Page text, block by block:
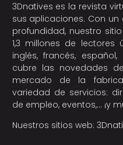
3Dnatives es la revista
sus aplicaciones. Con
profundidad, nuestro
1,3 millones de lectores
inglés, francés,
cubre las novedades
mercado de la
variedad de servicios:
de empleo, eventos,… ¡y
Nuestros sitios web: